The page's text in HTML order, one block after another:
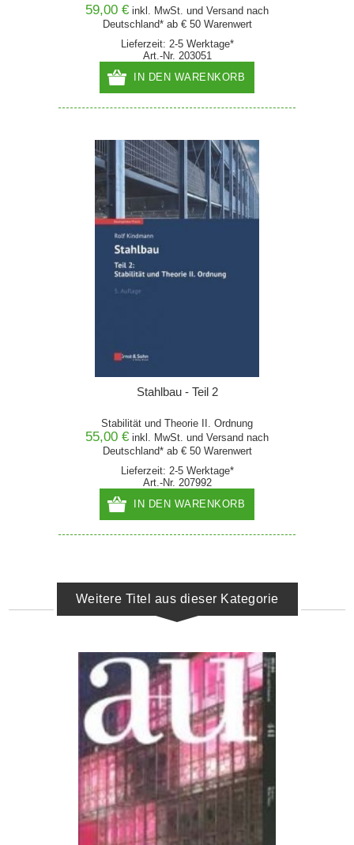
59,00 € inkl. MwSt. und Versand nach
Deutschland* ab € 50 Warenwert
Lieferzeit: 2-5 Werktage*
Art.-Nr. 203051
IN DEN WARENKORB
Stahlbau - Teil 2
Stabilität und Theorie II. Ordnung
55,00 € inkl. MwSt. und Versand nach
Deutschland* ab € 50 Warenwert
Lieferzeit: 2-5 Werktage*
Art.-Nr. 207992
IN DEN WARENKORB
Weitere Titel aus dieser Kategorie